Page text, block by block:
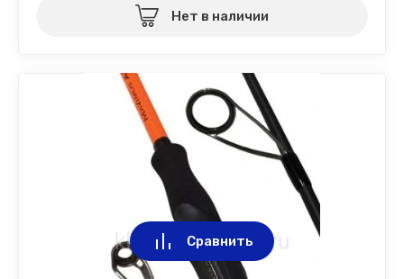
Нет в наличии
Сравнить